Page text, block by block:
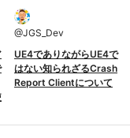
@JGS_Dev
UE4でありながらUE4で
はない知られざるCrash
Report Clientについて